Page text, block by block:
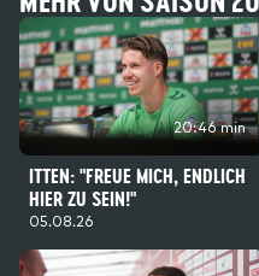
20:46 min
ITTEN: "FREUE MICH, ENDLICH
HIER ZU SEIN!"
05.08.26